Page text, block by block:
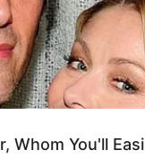
10 Kalimat
Bahasa Jawa
Abis
Whom You'll